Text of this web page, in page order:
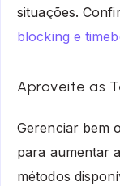
situações.
blocking e
Aproveite as
Gerenciar bem
para aumentar
métodos